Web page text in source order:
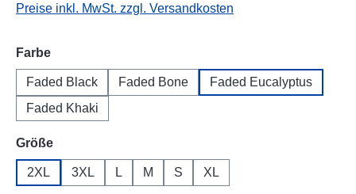
Preise inkl. MwSt. zzgl. Versandkosten
Farbeauswählen
Faded Black Faded Bone
Faded Eucalyptus
Faded Khaki
Größeauswählen
2XL 3XL L M S XL